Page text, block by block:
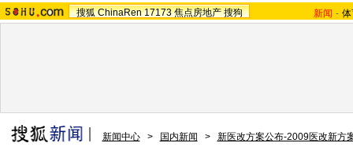
搜狐 ChinaRen 17173 焦点房地产 搜狗 新闻 -
新闻中心 > 国内新闻 > 新医改方案公布-2009医改新方